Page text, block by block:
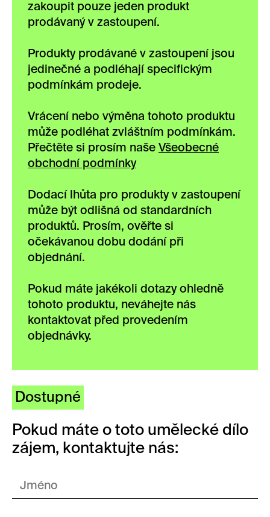
zakoupit pouze jeden produkt
prodávaný v zastoupení.
Produkty prodávané v zastoupení jsou
jedinečné a podléhají specifickým
podmínkám prodeje.
Vrácení nebo výměna tohoto produktu
může podléhat zvláštním podmínkám.
Přečtěte si prosím naše Všeobecné
obchodní podmínky
Dodací lhůta pro produkty v zastoupení
může být odlišná od standardních
produktů. Prosím, ověřte si
očekávanou dobu dodání při
objednání.
Pokud máte jakékoli dotazy ohledně
tohoto produktu, neváhejte nás
kontaktovat před provedením
objednávky.
Dostupné
Pokud máte o toto umělecké dílo
zájem, kontaktujte nás: